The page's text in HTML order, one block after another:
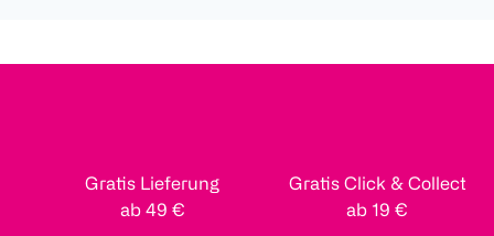
Gratis Lieferung
ab 49 €
Gratis Click & Collect
ab 19 €